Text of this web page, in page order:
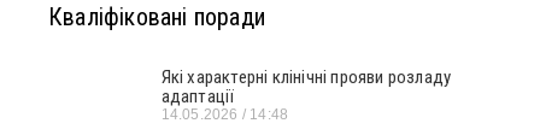
Кваліфіковані поради
Які характерні клінічні прояви розладу
адаптації
14.05.2026 14:48